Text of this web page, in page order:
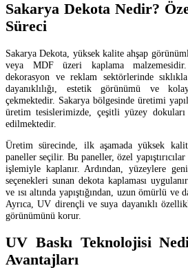
Sakarya Dekota Nedir?
Süreci
Sakarya Dekota, yüksek kalite ahşap
veya MDF üzeri kaplama
dekorasyon ve reklam sektörlerinde
dayanıklılığı, estetik görünümü ve
çekmektedir. Sakarya bölgesinde üretimi
üretim tesislerimizde, çeşitli yüzey
edilmektedir.
Üretim sürecinde, ilk aşamada yüksek
paneller seçilir. Bu paneller, özel
işlemiyle kaplanır. Ardından, yüzeylere
seçenekleri sunan dekota kaplaması
ve ısı altında yapıştığından, uzun ömürlü
Ayrıca, UV dirençli ve suya dayanıklı
görünümünü korur.
UV Baskı Teknolojisi
Avantajları